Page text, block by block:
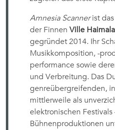
Amnesia Scannerist das
der Finnen Ville Haimala
gegründet 2014. Ihr
Musikkomposition, -
performance sowie
und Verbreitung. Das
genreübergreifenden,
mittlerweile als
elektronischen
Bühnenproduktionen